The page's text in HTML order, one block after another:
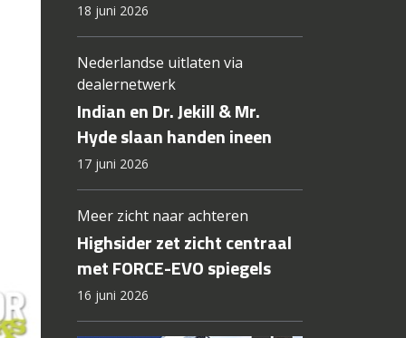
18 juni 2026
Nederlandse uitlaten via
dealernetwerk
Indian en Dr. Jekill & Mr.
Hyde slaan handen ineen
17 juni 2026
Meer zicht naar achteren
Highsider zet zicht centraal
met FORCE-EVO spiegels
16 juni 2026